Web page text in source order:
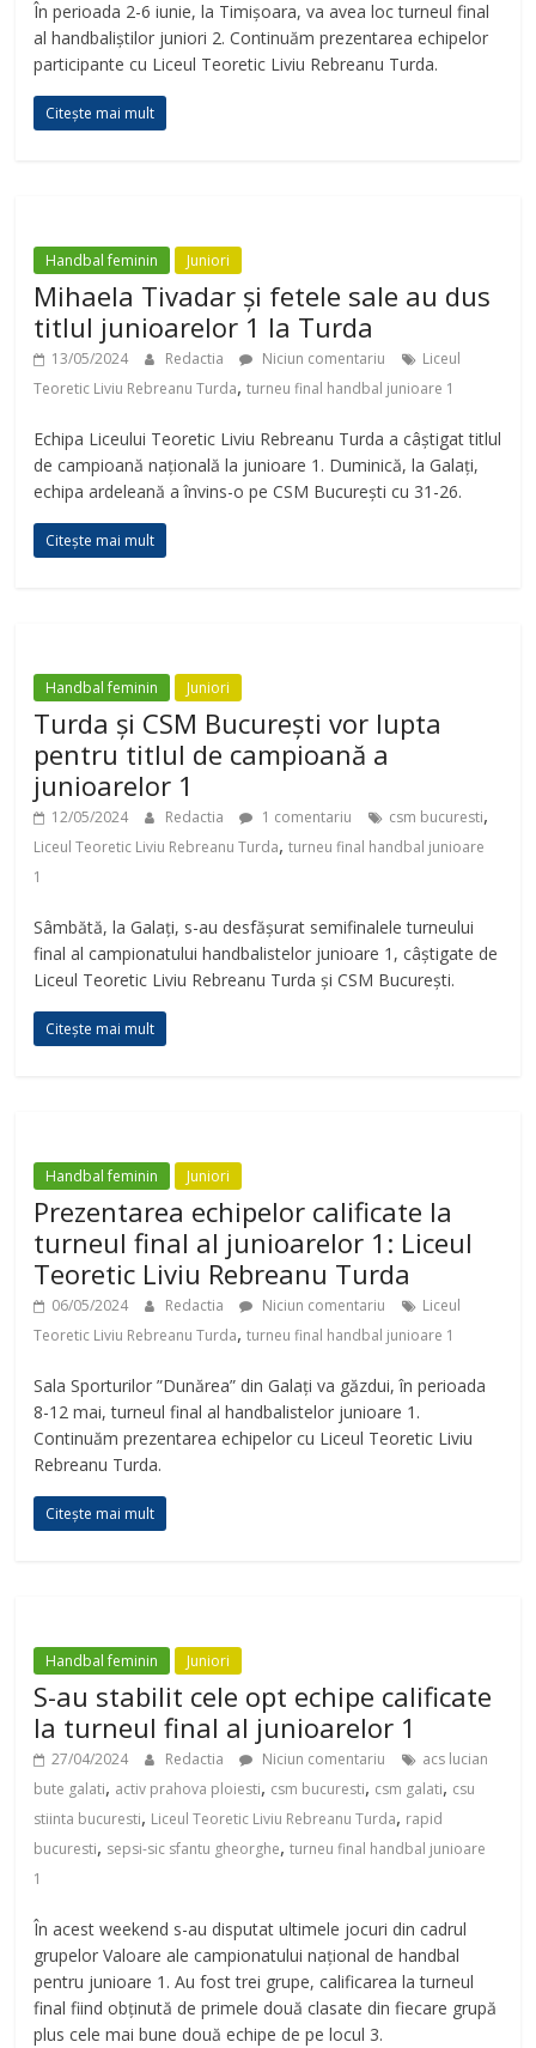
În perioada 2-6 iunie, la Timișoara, va avea loc turneul final
al handbaliștilor juniori 2. Continuăm prezentarea echipelor
participante cu Liceul Teoretic Liviu Rebreanu Turda.
Citește mai mult
Handbal feminin Juniori
Mihaela Tivadar și fetele sale au dus
titlul junioarelor 1 la Turda
13/05/2024 Redactia Niciun comentariu
Liceul
Teoretic Liviu Rebreanu Turda,turneu final handbal junioare 1
Echipa Liceului Teoretic Liviu Rebreanu Turda a câștigat titlul
de campioană națională la junioare 1. Duminică, la Galați,
echipa ardeleană a învins-o pe CSM București cu 31-26.
Citește mai mult
Handbal feminin Juniori
Turda și CSM București vor lupta
pentru titlul de campioană a
junioarelor 1
12/05/2024 Redactia 1 comentariu csm bucuresti,
Liceul Teoretic Liviu Rebreanu Turda,turneu final handbal junioare
1
Sâmbătă, la Galați, s-au desfășurat semifinalele turneului
final al campionatului handbalistelor junioare 1, câștigate de
Liceul Teoretic Liviu Rebreanu Turda și CSM București.
Citește mai mult
Handbal feminin Juniori
Prezentarea echipelor calificate la
turneul final al junioarelor 1: Liceul
Teoretic Liviu Rebreanu Turda
06/05/2024 Redactia Niciun comentariu
Liceul
Teoretic Liviu Rebreanu Turda,turneu final handbal junioare 1
Sala Sporturilor ”Dunărea” din Galați va găzdui, în perioada
8-12 mai, turneul final al handbalistelor junioare 1.
Continuăm prezentarea echipelor cu Liceul Teoretic Liviu
Rebreanu Turda.
Citește mai mult
Handbal feminin Juniori
S-au stabilit cele opt echipe calificate
la turneul final al junioarelor 1
27/04/2024 Redactia Niciun comentariu
acs lucian
bute galati, activ prahova ploiesti, csm bucuresti, csm galati, csu
stiinta bucuresti, Liceul Teoretic Liviu Rebreanu Turda, rapid
bucuresti, sepsi-sic sfantu gheorghe,turneu final handbal junioare
1
În acest weekend s-au disputat ultimele jocuri din cadrul
grupelor Valoare ale campionatului național de handbal
pentru junioare 1. Au fost trei grupe, calificarea la turneul
final fiind obținută de primele două clasate din fiecare grupă
plus cele mai bune două echipe de pe locul 3.